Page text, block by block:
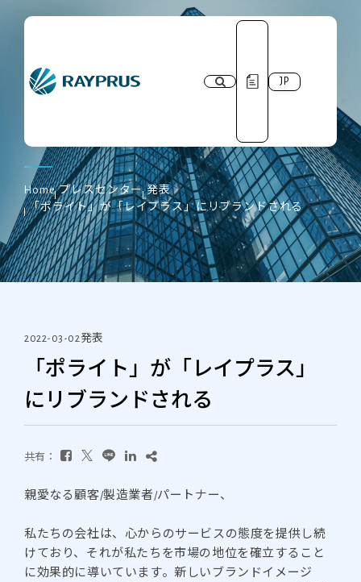
JP
プレスセンター
Home プレスセンター 発表
「ポライト」が「レイプラス」にリブランドされる
2022-03-02発表
「ポライト」が「レイプラス」
にリブランドされる
共有：
親愛なる顧客/製造業者/パートナー、
私たちの会社は、心からのサービスの態度を提供し続
けており、それが私たちを市場の地位を確立すること
に効果的に導いています。新しいブランドイメージ